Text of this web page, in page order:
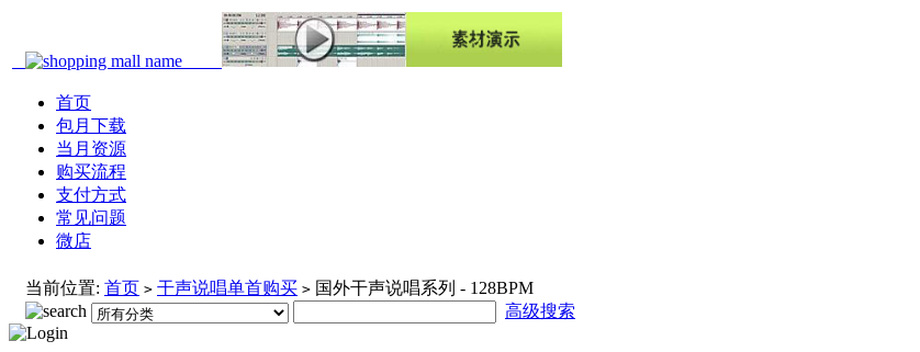
首页
包月下载
当月资源
购买流程
支付方式
常见问题
微店
当前位置: 首页 > 干声说唱单首购买 > 国外干声说唱系列 - 128BPM
高级搜索